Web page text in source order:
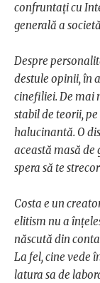
confruntați cu
generală a
Despre
destule opinii, în
cinefiliei. De mai
stabil de teorii,
halucinantă. O
această masă
spera să te
Costa e un
elitism nu a
născută din
La fel, cine vede
latura sa de